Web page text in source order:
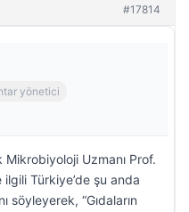
#17814
yönetici
Mikrobiyoloji Uzmanı Prof.
Türkiye’de şu anda
söyleyerek, “Gıdaların